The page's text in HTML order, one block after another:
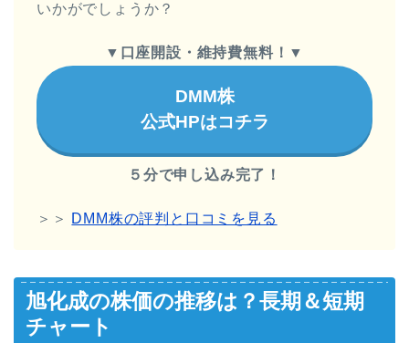
いかがでしょうか？
▼ 口座開設・維持費無料！ ▼
DMM株
公式HPはコチラ
５分で申し込み完了！
＞＞ DMM株の評判と口コミを見る
旭化成の株価の推移は？長期＆短期
チャート